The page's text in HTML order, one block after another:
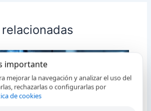
importante
mejorar la navegación y analizar el uso del
rechazarlas o configurarlas por
de cookies